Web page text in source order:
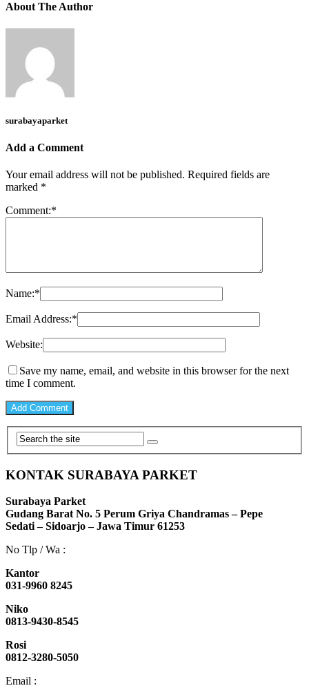
About The Author
surabayaparket
Add a Comment
Your email address will not be published. Required fields are
marked *
Comment:*
Name:*
Email Address:*
Website:
Save my name, email, and website in this browser for the next
time I comment.
KONTAK SURABAYA PARKET
Surabaya Parket
Gudang Barat No. 5 Perum Griya Chandramas – Pepe
Sedati – Sidoarjo – Jawa Timur 61253
No Tlp / Wa :
Kantor
031-9960 8245
Niko
0813-9430-8545
Rosi
0812-3280-5050
Email :